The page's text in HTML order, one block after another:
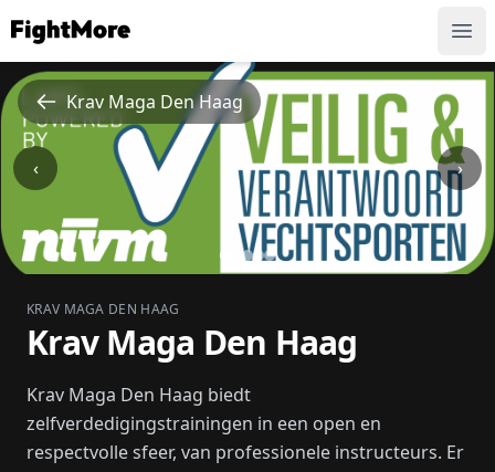
FightMore
Krav Maga Den Haag
‹ ›
KRAV MAGA DEN HAAG
Krav Maga Den Haag
Krav Maga Den Haag biedt
zelfverdedigingstrainingen in een open en
respectvolle sfeer, van professionele instructeurs. Er